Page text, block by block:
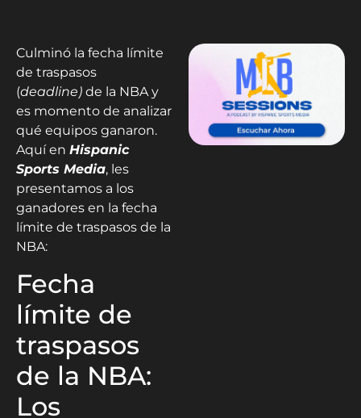
Culminó la fecha límite
de traspasos
(deadline) de la NBA y
es momento de analizar
qué equipos ganaron.
Aquí en Hispanic
Sports Media, les
presentamos a los
ganadores en la fecha
límite de traspasos de la
NBA:
Fecha
límite de
traspasos
de la NBA:
Los